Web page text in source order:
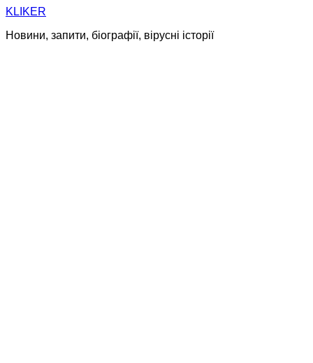
Skip
content
KLIKER
Новини, запити, біографії, вірусні історії